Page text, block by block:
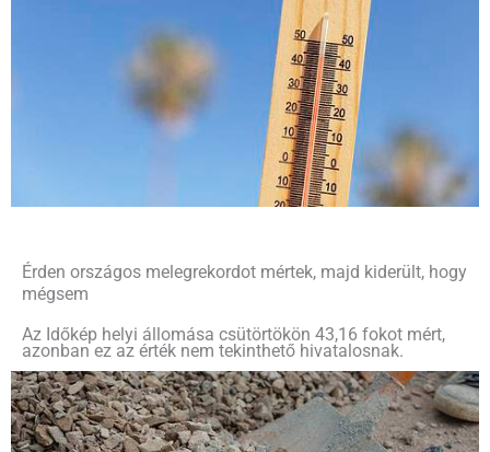
Érden országos melegrekordot mértek, majd kiderült, hogy
mégsem
Az Időkép helyi állomása csütörtökön 43,16 fokot mért,
azonban ez az érték nem tekinthető hivatalosnak.